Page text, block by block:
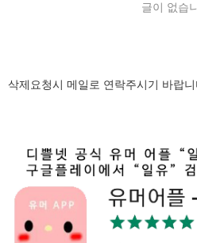
글이 없습
삭제요청시 메일로 연락주시기 바랍니